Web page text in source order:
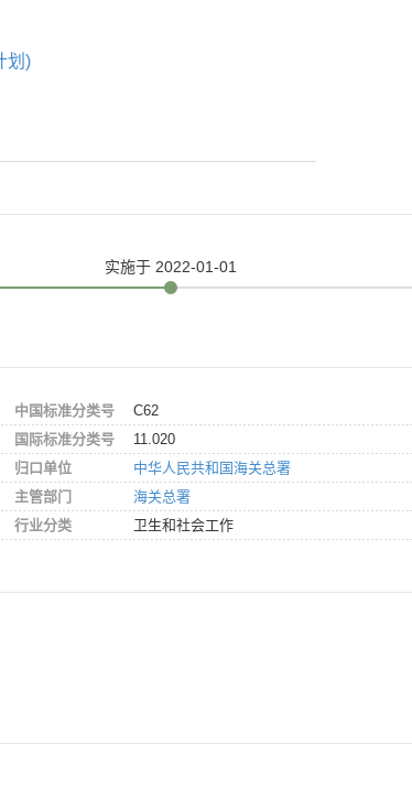
划)
实施于 2022-01-01
中国标准分类号
C62
国际标准分类号
11.020
归口单位
中华人民共和国海关总署
主管部门
海关总署
行业分类
卫生和社会工作